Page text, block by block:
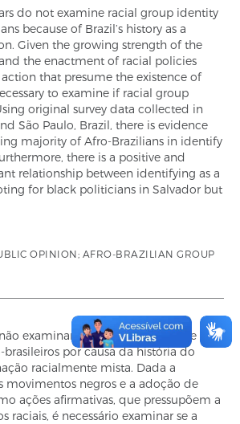
do not examine racial group identity
because of Brazil’s history as a
Given the growing strength of the
the enactment of racial policies
that presume the existence of
to examine if racial group
original survey data collected in
São Paulo, Brazil, there is evidence
majority of Afro-Brazilians in identify
there is a positive and
relationship between identifying as a
for black politicians in Salvador but
OPINION; AFRO-BRAZILIAN GROUP
examinam identidade racial de
por causa da história do
racialmente mista. Dada a
movimentos negros e a adoção de
ações afirmativas, que pressupõem a
raciais, é necessário examinar se a